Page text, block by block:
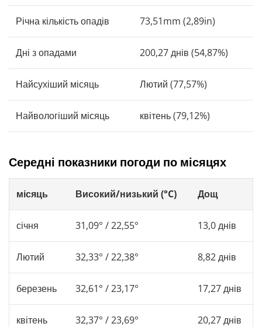
Річна кількість опадів 73,51mm (2,89in)
Дні з опадами 200,27 днів (54,87%)
Найсухіший місяць Лютий (77,57%)
Найвологіший місяць квітень (79,12%)
Середні показники погоди по місяцях
місяць Високий/низький (°C) Дощ
січня 31,09° / 22,55° 13,0 днів
Лютий 32,33° / 22,38° 8,82 днів
березень 32,61° / 23,17° 17,27 днів
квітень 32,37° / 23,69° 20,27 днів